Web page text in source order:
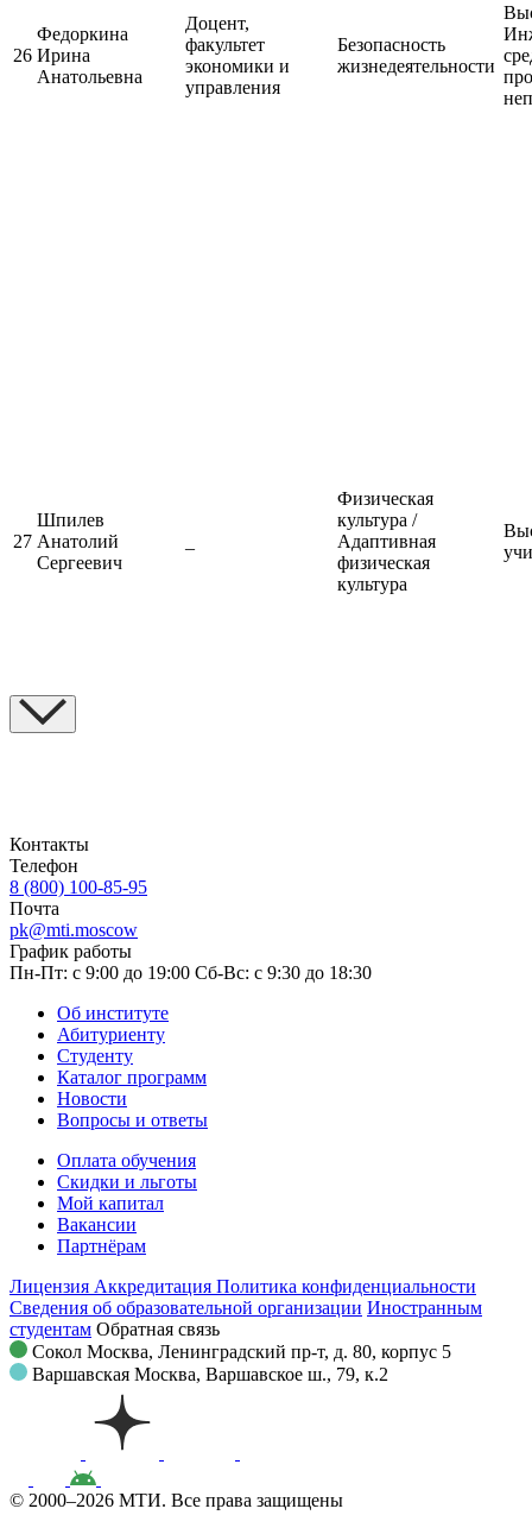
26
Федоркина
Ирина
Анатольевна
Доцент,
факультет
экономики и
управления
Безопасность
жизнедеятельности
27
Шпилев
Анатолий
Сергеевич
Физическая
культура /
Адаптивная
физическая
культура
Контакты
Телефон
8 (800) 100-85-95
Почта
pk@mti.moscow
График работы
Пн-Пт: с 9:00 до 19:00 Сб-Вс: с 9:30 до 18:30
Об институте
Абитуриенту
Студенту
Каталог программ
Новости
Вопросы и ответы
Оплата обучения
Скидки и льготы
Мой капитал
Вакансии
Партнёрам
Лицензия Аккредитация Политика конфиденциальности
Сведения об образовательной организации Иностранным
студентам Обратная связь
Сокол Москва, Ленинградский пр-т, д. 80, корпус 5
Варшавская Москва, Варшавское ш., 79, к.2
© 2000–2026 МТИ. Все права защищены